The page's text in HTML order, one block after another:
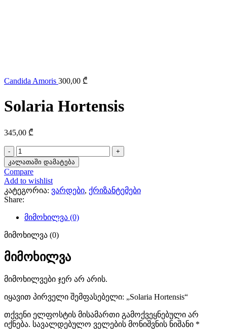
Candida Amoris 300,00 ₾
Solaria Hortensis
345,00 ₾
რაოდენობა:
Solaria
Hortensis
კალათაში დამატება
Compare
Add to wishlist
კატეგორია: ვარდები, ქრიზანტემები
Share:
მიმოხილვა (0)
მიმოხილვა (0)
მიმოხილვა
მიმოხილვები ჯერ არ არის.
იყავით პირველი შემფასებელი: „Solaria Hortensis“
თქვენი ელფოსტის მისამართი გამოქვეყნებული არ
იქნება. სავალდებულო ველების მონიშვნის ნიშანი *